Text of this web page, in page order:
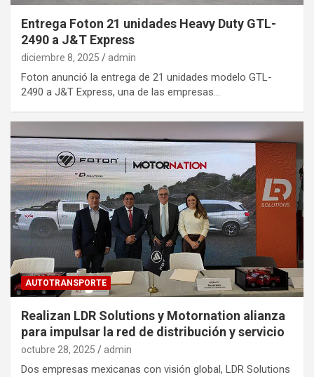
Entrega Foton 21 unidades Heavy Duty GTL-
2490 a J&T Express
diciembre 8, 2025 admin
Foton anunció la entrega de 21 unidades modelo GTL-
2490 a J&T Express, una de las empresas…
AUTOTRANSPORTE
Realizan LDR Solutions y Motornation alianza
para impulsar la red de distribución y servicio
octubre 28, 2025 admin
Dos empresas mexicanas con visión global, LDR Solutions